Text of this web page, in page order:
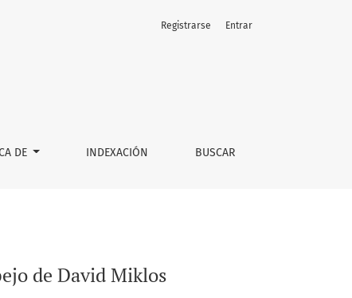
DE INDEXACIÓN BUSCAR
Registrarse Entrar
de David Miklos